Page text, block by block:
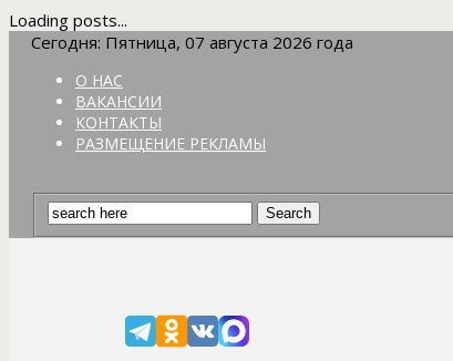
Loading posts...
Сегодня: Пятница, 07 августа 2026 года
О НАС
ВАКАНСИИ
КОНТАКТЫ
РАЗМЕЩЕНИЕ РЕКЛАМЫ